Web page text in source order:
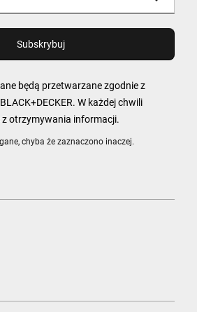
chyba że zaznaczono inaczej.
będą przetwarzane zgodnie z
BLACK+DECKER. W każdej chwili
otrzymywania informacji.